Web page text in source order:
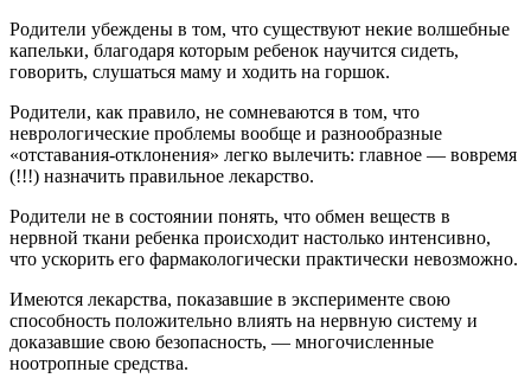
Родители убеждены в том, что существуют некие волшебные
капельки, благодаря которым ребенок научится сидеть,
говорить, слушаться маму и ходить на горшок.
Родители, как правило, не сомневаются в том, что
неврологические проблемы вообще и разнообразные
«отставания-отклонения» легко вылечить: главное — вовремя
(!!!) назначить правильное лекарство.
Родители не в состоянии понять, что обмен веществ в
нервной ткани ребенка происходит настолько интенсивно,
что ускорить его фармакологически практически невозможно.
Имеются лекарства, показавшие в эксперименте свою
способность положительно влиять на нервную систему и
доказавшие свою безопасность, — многочисленные
ноотропные средства.